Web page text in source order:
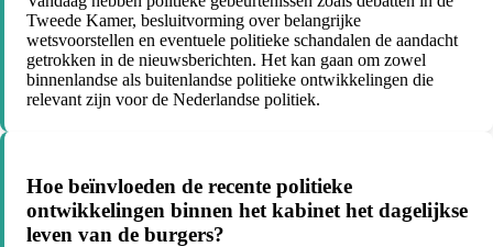
Tweede Kamer, besluitvorming over belangrijke
wetsvoorstellen en eventuele politieke schandalen de aandacht
getrokken in de nieuwsberichten. Het kan gaan om zowel
binnenlandse als buitenlandse politieke ontwikkelingen die
relevant zijn voor de Nederlandse politiek.
Hoe beïnvloeden de recente politieke
ontwikkelingen binnen het kabinet het dagelijkse
leven van de burgers?